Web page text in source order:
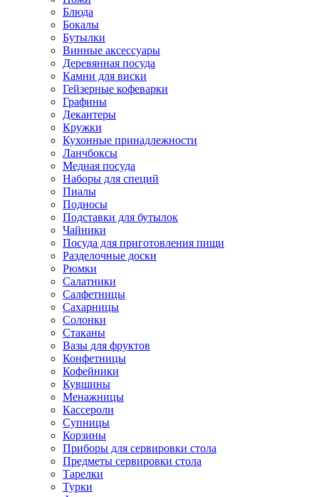
Блюда
Бокалы
Бутылки
Винные аксессуары
Деревянная посуда
Камни для виски
Гейзерные кофеварки
Графины
Декантеры
Кружки
Кухонные принадлежности
Ланчбоксы
Медная посуда
Наборы для специй
Пиалы
Подносы
Подставки для бутылок
Чайники
Посуда для приготовления пищи
Разделочные доски
Рюмки
Салатники
Салфетницы
Сахарницы
Солонки
Стаканы
Вазы для фруктов
Конфетницы
Кофейники
Кувшины
Менажницы
Кассероли
Супницы
Корзины
Приборы для сервировки стола
Предметы сервировки стола
Тарелки
Турки